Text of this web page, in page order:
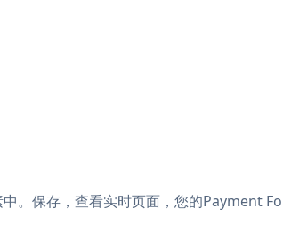
。保存，查看实时页面，您的Payment